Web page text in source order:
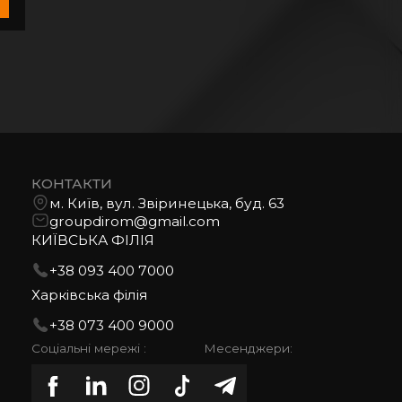
КОНТАКТИ
м. Київ, вул. Звіринецька, буд. 63
groupdirom@gmail.com
КИЇВСЬКА ФІЛІЯ
+38 093 400 7000
Харківська філія
+38 073 400 9000
Соціальні мережі : Месенджери: